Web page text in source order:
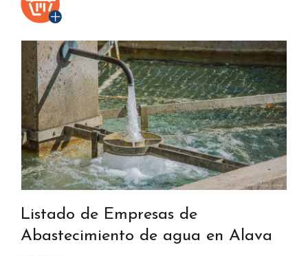
Listado de Empresas de
Abastecimiento de agua en Alava